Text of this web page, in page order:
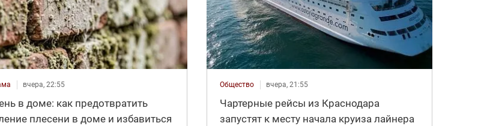
вчера, 22:55
в доме: как предотвратить
плесени в доме и избавиться
Общество вчера, 21:55
Чартерные рейсы из Краснодара
запустят к месту начала круиза лайнера